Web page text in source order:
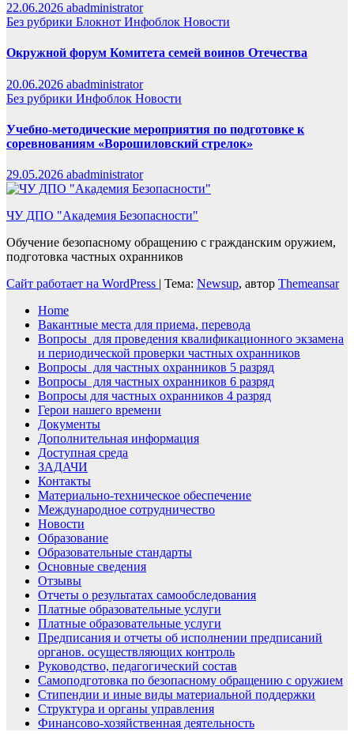
22.06.2026 abadministrator
Без рубрики Блокнот Инфоблок Новости
Окружной форум Комитета семей воинов Отечества
20.06.2026 abadministrator
Без рубрики Инфоблок Новости
Учебно-методические мероприятия по подготовке к
соревнованиям «Ворошиловский стрелок»
29.05.2026 abadministrator
ЧУ ДПО "Академия Безопасности"
Обучение безопасному обращению с гражданским оружием,
подготовка частных охранников
Сайт работает на WordPress | Тема: Newsup, автор Themeansar
Home
Вакантные места для приема, перевода
Вопросы для проведения квалификационного экзамена
и периодической проверки частных охранников
Вопросы для частных охранников 5 разряд
Вопросы для частных охранников 6 разряд
Вопросы для частных охранников 4 разряд
Герои нашего времени
Документы
Дополнительная информация
Доступная среда
ЗАДАЧИ
Контакты
Материально-техническое обеспечение
Международное сотрудничество
Новости
Образование
Образовательные стандарты
Основные сведения
Отзывы
Отчеты о результатах самообследования
Платные образовательные услуги
Платные образовательные услуги
Предписания и отчеты об исполнении предписаний
органов. осуществляющих контроль
Руководство, педагогический состав
Самоподготовка по безопасному обращению с оружием
Стипендии и иные виды материальной поддержки
Структура и органы управления
Финансово-хозяйственная деятельность